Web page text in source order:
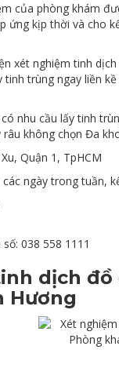
của phòng khám
ứng kịp thời và cho
xét nghiệm tinh
tinh trùng ngay liền
nhu cầu lấy tinh
không chọn Đa
Quận 1, TpHCM
ngày trong tuần,
038 558 1111
dịch đồ
Hương